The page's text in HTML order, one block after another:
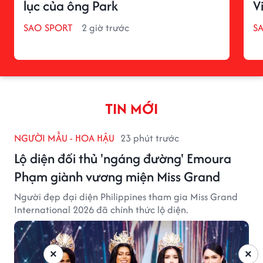
lục của ông Park
SAO SPORT 2 giờ trước
TIN MỚI
NGƯỜI MẪU - HOA HẬU 23 phút trước
Lộ diện đối thủ 'ngáng đường' Emoura
Phạm giành vương miện Miss Grand
Người đẹp đại diện Philippines tham gia Miss Grand
International 2026 đã chính thức lộ diện.
×
×